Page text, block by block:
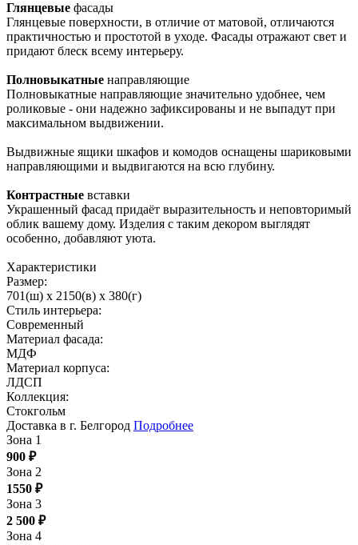
Глянцевые фасады
Глянцевые поверхности, в отличие от матовой, отличаются
практичностью и простотой в уходе. Фасады отражают свет и
придают блеск всему интерьеру.
Полновыкатные направляющие
Полновыкатные направляющие значительно удобнее, чем
роликовые - они надежно зафиксированы и не выпадут при
максимальном выдвижении.
Выдвижные ящики шкафов и комодов оснащены шариковыми
направляющими и выдвигаются на всю глубину.
Контрастные вставки
Украшенный фасад придаёт выразительность и неповторимый
облик вашему дому. Изделия с таким декором выглядят
особенно, добавляют уюта.
Характеристики
Размер:
701(ш) x 2150(в) x 380(г)
Стиль интерьера:
Современный
Материал фасада:
МДФ
Материал корпуса:
ЛДСП
Коллекция:
Стокгольм
Доставка в г. Белгород Подробнее
Зона 1
900 ₽
Зона 2
1550 ₽
Зона 3
2 500 ₽
Зона 4